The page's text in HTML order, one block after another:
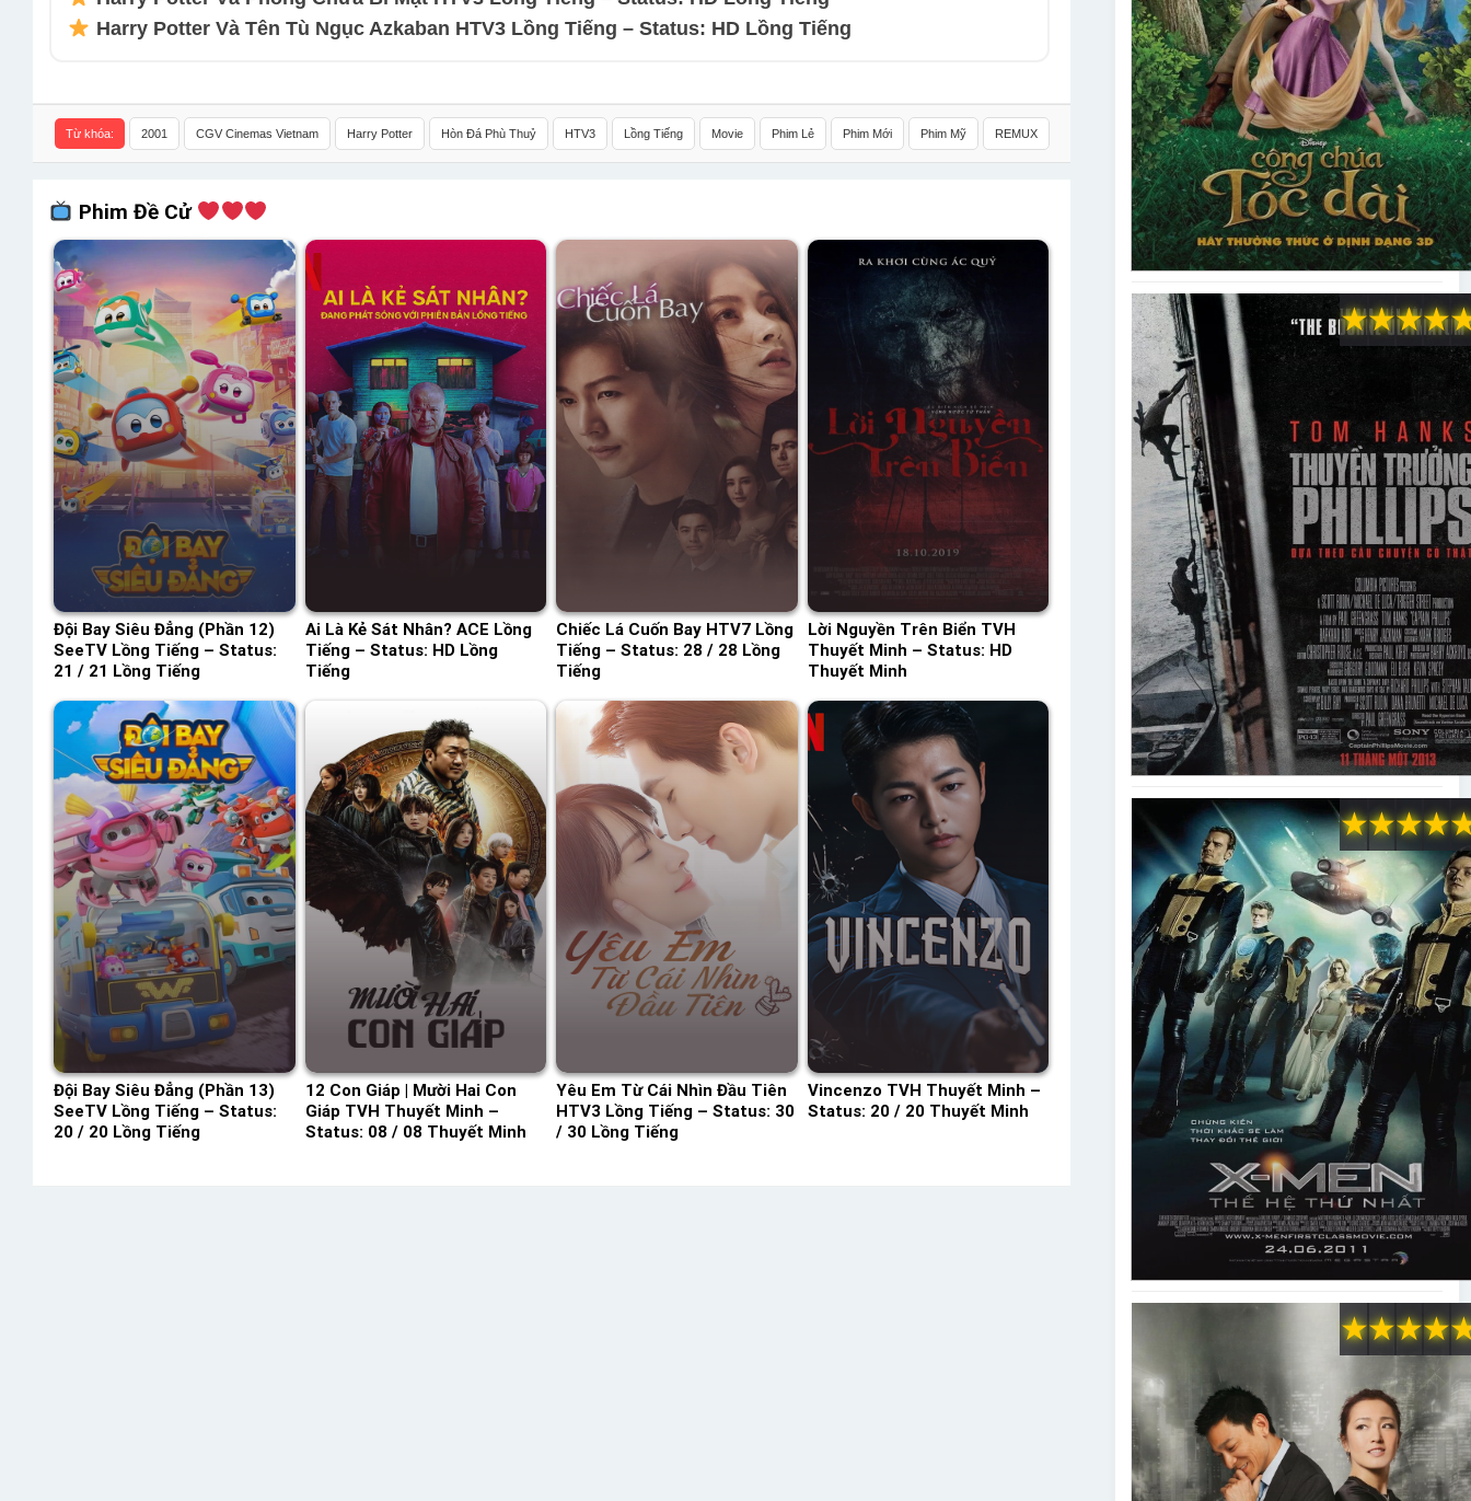
Harry Potter Và Tên Tù Ngục Azkaban HTV3 Lồng Tiếng – Status: HD Lồng Tiếng
Từ khóa: 2001 CGV Cinemas Vietnam Harry Potter Hòn Đá Phù Thuỷ HTV3 Lồng Tiếng Movie Phim Lẻ Phim Mới Phim Mỹ REMUX
Phim Đề Cử
Đội Bay Siêu Đẳng (Phần 12)
SeeTV Lồng Tiếng – Status:
21 / 21 Lồng Tiếng
Ai Là Kẻ Sát Nhân? ACE Lồng
Tiếng – Status: HD Lồng
Tiếng
Chiếc Lá Cuốn Bay HTV7 Lồng
Tiếng – Status: 28 / 28 Lồng
Tiếng
Lời Nguyền Trên Biển TVH
Thuyết Minh – Status: HD
Thuyết Minh
Đội Bay Siêu Đẳng (Phần 13)
SeeTV Lồng Tiếng – Status:
20 / 20 Lồng Tiếng
12 Con Giáp | Mười Hai Con
Giáp TVH Thuyết Minh –
Status: 08 / 08 Thuyết Minh
Yêu Em Từ Cái Nhìn Đầu Tiên
HTV3 Lồng Tiếng – Status: 30
/ 30 Lồng Tiếng
Vincenzo TVH Thuyết Minh –
Status: 20 / 20 Thuyết Minh
★
★
★
★
★
★
★
★
★
★
★
★